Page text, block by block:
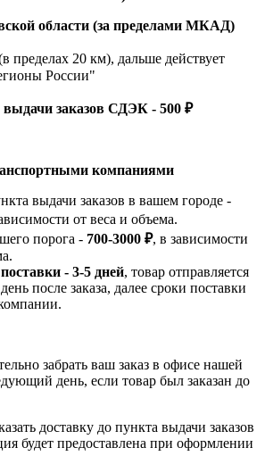
области (за пределами МКАД)
пределах 20 км), дальше действует
России"
выдачи заказов СДЭК - 500 ₽
компаниями
выдачи заказов в вашем городе -
от веса и объема.
порога - 700-3000 ₽, в зависимости
- 3-5 дней, товар отправляется
после заказа, далее сроки поставки
забрать ваш заказ в офисе нашей
день, если товар был заказан до
доставку до пункта выдачи заказов
будет предоставлена при оформлении